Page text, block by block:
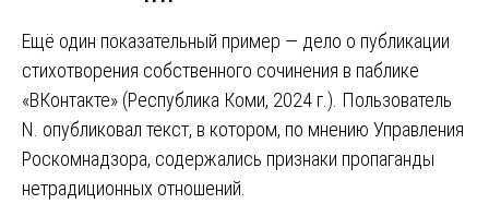
Ещё один показательный пример — дело о публикации
стихотворения собственного сочинения в паблике
«ВКонтакте» (Республика Коми, 2024 г.). Пользователь
N. опубликовал текст, в котором, по мнению Управления
Роскомнадзора, содержались признаки пропаганды
нетрадиционных отношений.